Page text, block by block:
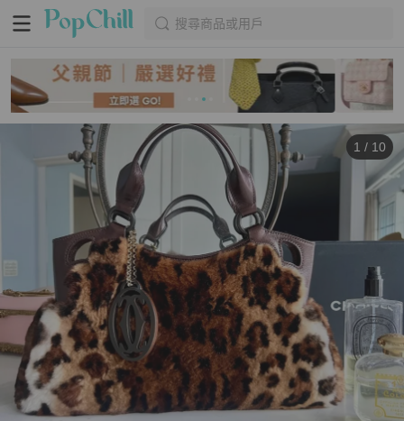
搜尋商品或用戶
1 / 10